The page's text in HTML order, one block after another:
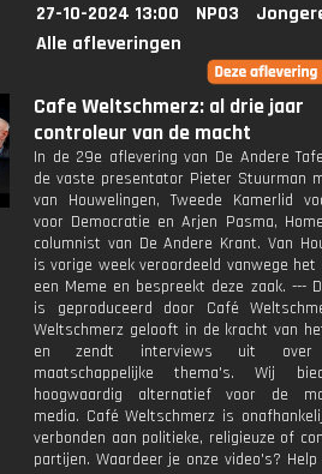
27-10-2024 13:00 NPO3
Alle afleveringen
Cafe Weltschmerz: al drie jaar
controleur van de macht
In de 29e aflevering van De Andere
de vaste presentator Pieter Stuurman
van Houwelingen, Tweede Kamerlid
voor Democratie en Arjen Pasma,
columnist van De Andere Krant. Van
is vorige week veroordeeld vanwege het
een Meme en bespreekt deze zaak. ---
is geproduceerd door Café
Weltschmerz gelooft in de kracht van
en zendt interviews uit over
maatschappelijke thema's. Wij
hoogwaardig alternatief voor de
media. Café Weltschmerz is
verbonden aan politieke, religieuze of
partijen. Waardeer je onze video's?